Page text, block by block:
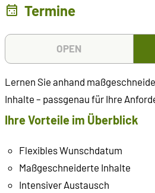
Termine
OPEN
Lernen Sie anhand
Inhalte – passgenau für Ihre
Ihre Vorteile im Überblick
Flexibles Wunschdatum
Maßgeschneiderte Inhalte
Intensiver Austausch